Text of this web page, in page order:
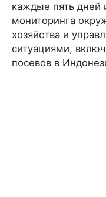
каждые пять дней
мониторинга
хозяйства и
ситуациями,
посевов в